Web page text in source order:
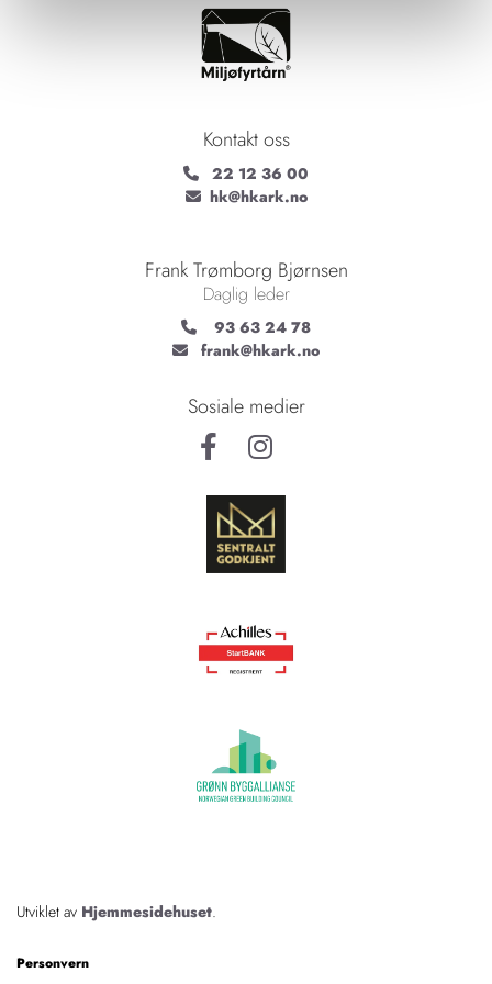
Kontakt oss
 22 12 36 00
 hk@hkark.no
Frank Trømborg Bjørnsen
Daglig leder
 93 63 24 78
 frank@hkark.no
Sosiale medier
Utviklet av Hjemmesidehuset.
Personvern